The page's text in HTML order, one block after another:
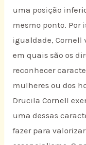
uma posição
mesmo ponto. Por
igualdade, Cornell
em quais são os
reconhecer
mulheres ou dos
Drucila Cornell
uma dessas
fazer para